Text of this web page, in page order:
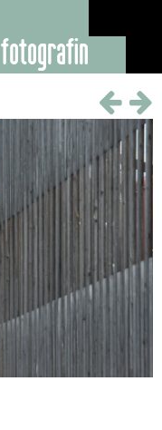
fotografin